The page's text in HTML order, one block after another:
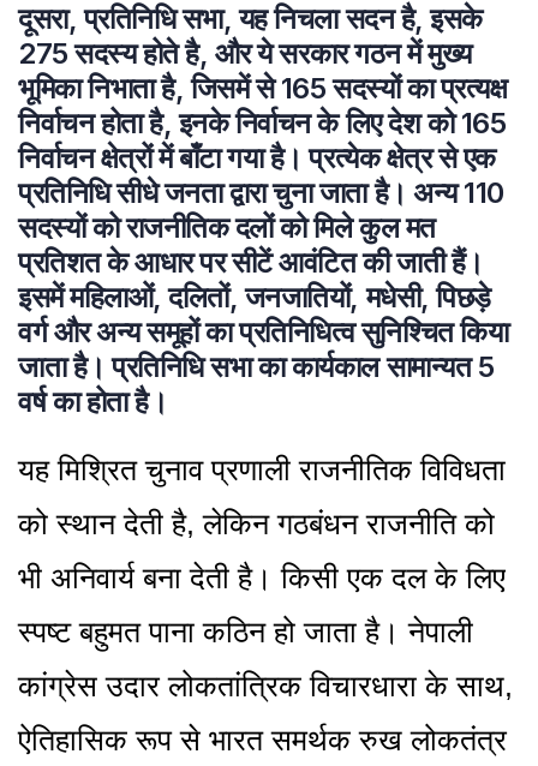
दूसरा, प्रतिनिधि सभा, यह निचला सदन है, इसके
275 सदस्य होते है, और ये सरकार गठन में मुख्य
भूमिका निभाता है, जिसमें से 165 सदस्यों का प्रत्यक्ष
निर्वाचन होता है, इनके निर्वाचन के लिए देश को 165
निर्वाचन क्षेत्रों में बाँटा गया है। प्रत्येक क्षेत्र से एक
प्रतिनिधि सीधे जनता द्वारा चुना जाता है। अन्य 110
सदस्यों को राजनीतिक दलों को मिले कुल मत
प्रतिशत के आधार पर सीटें आवंटित की जाती हैं।
इसमें महिलाओं, दलितों, जनजातियों, मधेसी, पिछड़े
वर्ग और अन्य समूहों का प्रतिनिधित्व सुनिश्चित किया
जाता है। प्रतिनिधि सभा का कार्यकाल सामान्यत 5
वर्ष का होता है।
यह मिश्रित चुनाव प्रणाली राजनीतिक विविधता
को स्थान देती है, लेकिन गठबंधन राजनीति को
भी अनिवार्य बना देती है। किसी एक दल के लिए
स्पष्ट बहुमत पाना कठिन हो जाता है। नेपाली
कांग्रेस उदार लोकतांत्रिक विचारधारा के साथ,
ऐतिहासिक रूप से भारत समर्थक रुख लोकतंत्र